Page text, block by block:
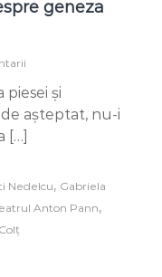
geneza
Doble
–
confesiuni
despre
și
așteptat, nu-i
[…]
Nedelcu, Gabriela
Anton Pann,